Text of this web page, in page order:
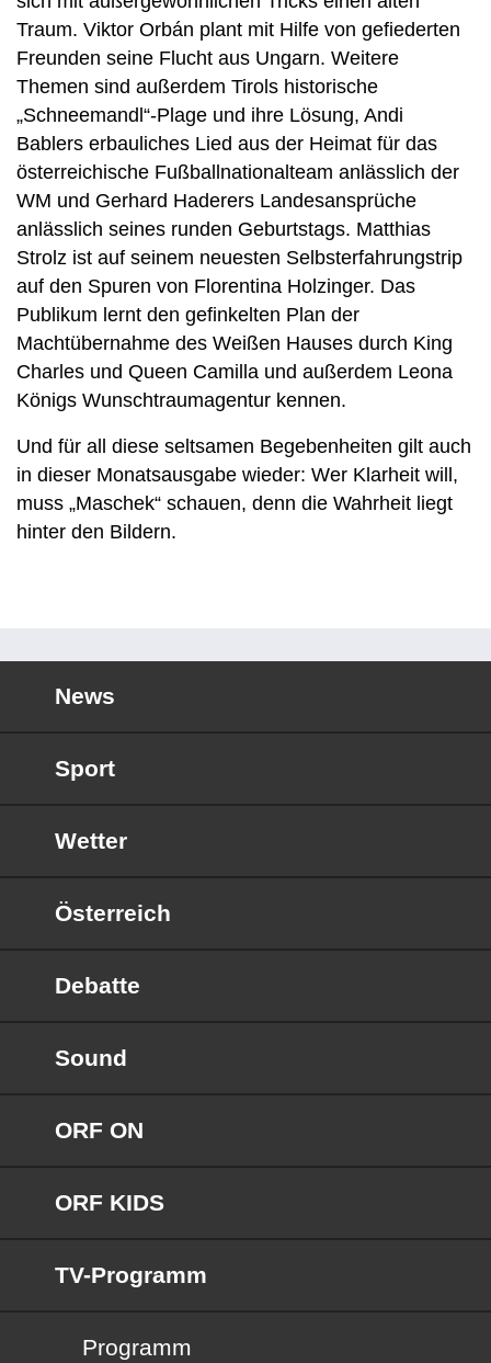
Traum. Viktor Orbán plant mit Hilfe von gefiederten
Freunden seine Flucht aus Ungarn. Weitere
Themen sind außerdem Tirols historische
„Schneemandl“-Plage und ihre Lösung, Andi
Bablers erbauliches Lied aus der Heimat für das
österreichische Fußballnationalteam anlässlich der
WM und Gerhard Haderers Landesansprüche
anlässlich seines runden Geburtstags. Matthias
Strolz ist auf seinem neuesten Selbsterfahrungstrip
auf den Spuren von Florentina Holzinger. Das
Publikum lernt den gefinkelten Plan der
Machtübernahme des Weißen Hauses durch King
Charles und Queen Camilla und außerdem Leona
Königs Wunschtraumagentur kennen.
Und für all diese seltsamen Begebenheiten gilt auch
in dieser Monatsausgabe wieder: Wer Klarheit will,
muss „Maschek“ schauen, denn die Wahrheit liegt
hinter den Bildern.
News
Sport
Wetter
Österreich
Debatte
Sound
ORF ON
ORF KIDS
TV-Programm
Programm